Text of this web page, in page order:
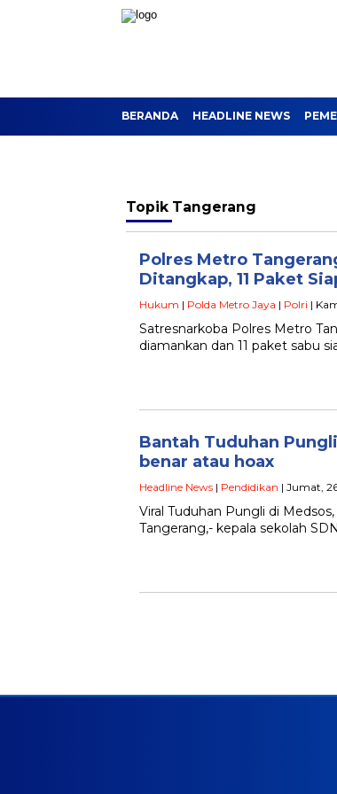
BERANDA HEADLINE NEWS
Topik Tangerang
Polres Metro
Ditangkap, 11 Paket
Hukum | Polda Metro Jaya | Polri |
Satresnarkoba Polres Metro
diamankan dan 11 paket sabu
Bantah Tuduhan
benar atau hoax
Headline News | Pendidikan | Jumat,
Viral Tuduhan Pungli di
Tangerang,- kepala sekolah